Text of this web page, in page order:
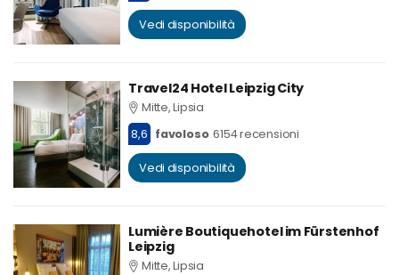
Vedi disponibilità
Travel24 Hotel Leipzig City
Mitte, Lipsia
8,6 favoloso 6154 recensioni
Vedi disponibilità
Lumière Boutiquehotel im Fürstenhof
Leipzig
Mitte, Lipsia